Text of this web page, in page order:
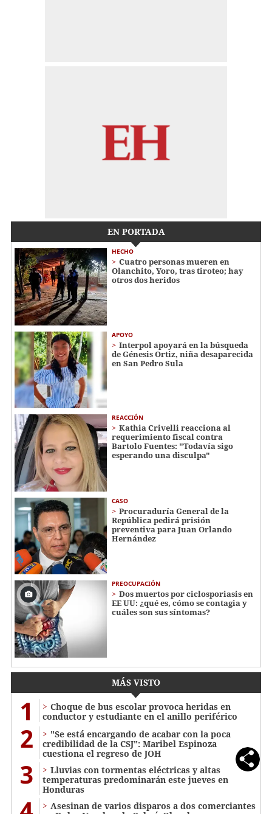
EN PORTADA
HECHO
Cuatro personas mueren en
Olanchito, Yoro, tras tiroteo; hay
otros dos heridos
APOYO
Interpol apoyará en la búsqueda
de Génesis Ortiz, niña desaparecida
en San Pedro Sula
REACCIÓN
Kathia Crivelli reacciona al
requerimiento fiscal contra
Bartolo Fuentes: "Todavía sigo
esperando una disculpa"
CASO
Procuraduría General de la
República pedirá prisión
preventiva para Juan Orlando
Hernández
PREOCUPACIÓN
Dos muertos por ciclosporiasis en
EE UU: ¿qué es, cómo se contagia y
cuáles son sus síntomas?
MÁS VISTO
1
Choque de bus escolar provoca heridas en
conductor y estudiante en el anillo periférico
2
"Se está encargando de acabar con la poca
credibilidad de la CSJ": Maribel Espinoza
cuestiona el regreso de JOH
3
Lluvias con tormentas eléctricas y altas
temperaturas predominarán este jueves en
Honduras
Asesinan de varios disparos a dos comerciantes